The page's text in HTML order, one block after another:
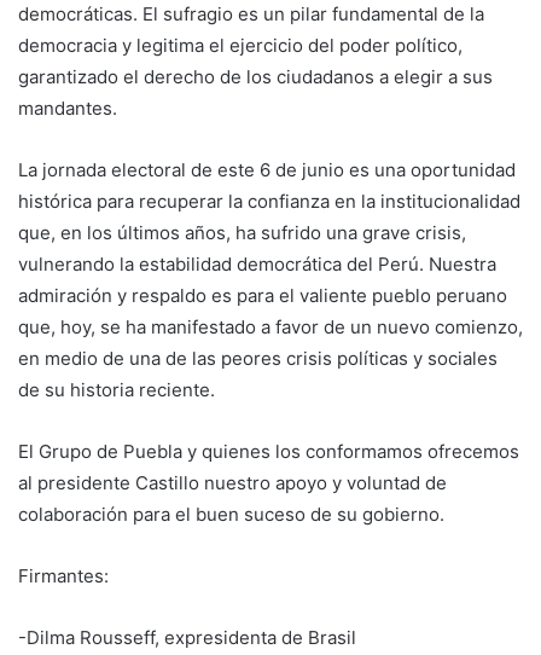
democráticas. El sufragio es un pilar fundamental de la
democracia y legitima el ejercicio del poder político,
garantizado el derecho de los ciudadanos a elegir a sus
mandantes.
La jornada electoral de este 6 de junio es una oportunidad
histórica para recuperar la confianza en la institucionalidad
que, en los últimos años, ha sufrido una grave crisis,
vulnerando la estabilidad democrática del Perú. Nuestra
admiración y respaldo es para el valiente pueblo peruano
que, hoy, se ha manifestado a favor de un nuevo comienzo,
en medio de una de las peores crisis políticas y sociales
de su historia reciente.
El Grupo de Puebla y quienes los conformamos ofrecemos
al presidente Castillo nuestro apoyo y voluntad de
colaboración para el buen suceso de su gobierno.
Firmantes:
-Dilma Rousseff, expresidenta de Brasil